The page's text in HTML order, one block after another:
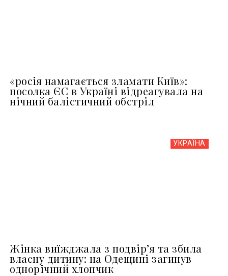
«росія намагається зламати Київ»:
посолка ЄС в Україні відреагувала на
нічний балістичний обстріл
УКРАЇНА
Жінка виїжджала з подвір’я та збила
власну дитину: на Одещині загинув
однорічний хлопчик